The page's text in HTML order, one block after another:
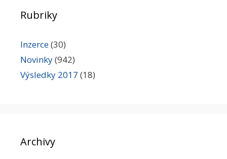
Rubriky
Inzerce(30)
Novinky(942)
Výsledky 2017 (18)
Archivy